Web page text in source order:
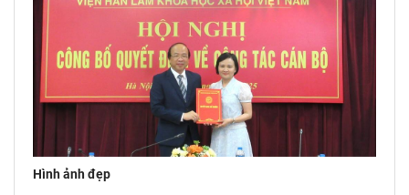
Nam tiếp và làm việc với Phó Giám đốc Học
viện Chính trị
Hình ảnh đẹp